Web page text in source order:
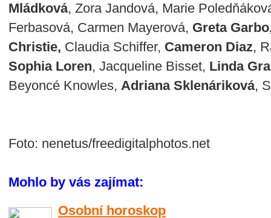
Mládková, Zora Jandová, Marie
Ferbasová, Carmen Mayerová, Greta
Christie, Claudia Schiffer, Cameron Diaz,
Sophia Loren, Jacqueline Bisset, Linda
Beyoncé Knowles, Adriana Sklenáriková,
Foto: nenetus/freedigitalphotos.net
Mohlo by vás zajímat:
Osobní horoskop